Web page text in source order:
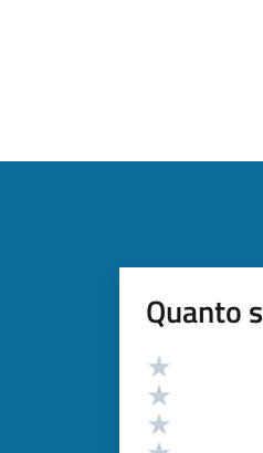
Quanto
Valutazione